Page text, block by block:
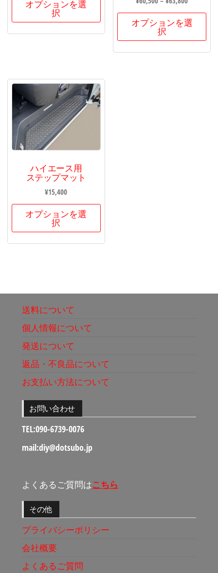
オプションを選
択
オプションを選
択
ハイエース用
ステップマット
¥15,400
オプションを選
択
送料について
個人情報について
発送について
返品・不良品について
お支払い方法について
お問い合わせ
TEL:090-6739-0076
mail:diy@dotsubo.jp
よくあるご質問はこちら
その他
プライバシーポリシー
会社概要
よくあるご質問